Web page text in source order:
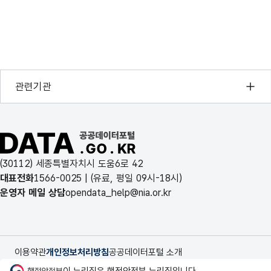
9 MSP_GR4_F2E43_Y1
12
13 MSP_GR4_F2E43_W3
15 MSP_GR4_F2E43_X3
관련기관
행정안전부
한국지능정보사회진흥원
국가정보자원관리원
한국지역정보개발원
공공데이터포털 바로가기
(30112) 세종특별자치시 도움6로 42
대표전화1566-0025 | (유료, 평일 09시-18시)
운영자 메일 상담opendata_help@nia.or.kr
이용약관개인정보처리방침공공데이터포털 소개